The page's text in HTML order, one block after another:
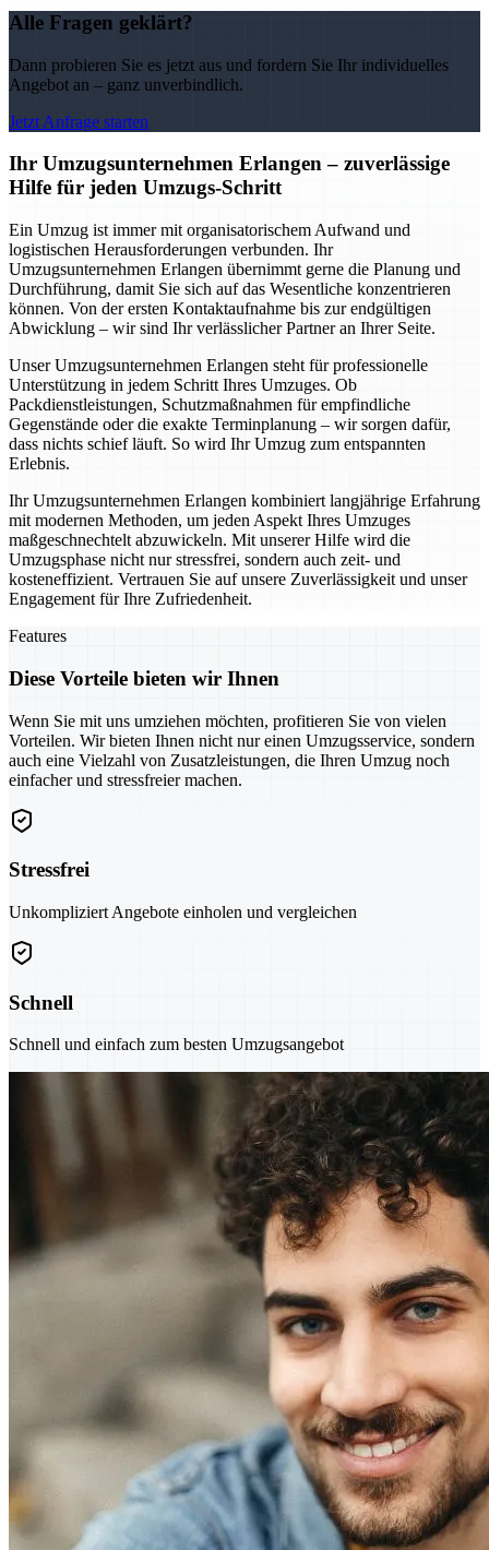
Alle Fragen geklärt?
Dann probieren Sie es jetzt aus und fordern Sie Ihr individuelles
Angebot an – ganz unverbindlich.
Jetzt Anfrage starten
Ihr Umzugsunternehmen Erlangen – zuverlässige
Hilfe für jeden Umzugs-Schritt
Ein Umzug ist immer mit organisatorischem Aufwand und
logistischen Herausforderungen verbunden. Ihr
Umzugsunternehmen Erlangen übernimmt gerne die Planung und
Durchführung, damit Sie sich auf das Wesentliche konzentrieren
können. Von der ersten Kontaktaufnahme bis zur endgültigen
Abwicklung – wir sind Ihr verlässlicher Partner an Ihrer Seite.
Unser Umzugsunternehmen Erlangen steht für professionelle
Unterstützung in jedem Schritt Ihres Umzuges. Ob
Packdienstleistungen, Schutzmaßnahmen für empfindliche
Gegenstände oder die exakte Terminplanung – wir sorgen dafür,
dass nichts schief läuft. So wird Ihr Umzug zum entspannten
Erlebnis.
Ihr Umzugsunternehmen Erlangen kombiniert langjährige Erfahrung
mit modernen Methoden, um jeden Aspekt Ihres Umzuges
maßgeschnechtelt abzuwickeln. Mit unserer Hilfe wird die
Umzugsphase nicht nur stressfrei, sondern auch zeit- und
kosteneffizient. Vertrauen Sie auf unsere Zuverlässigkeit und unser
Engagement für Ihre Zufriedenheit.
Features
Diese Vorteile bieten wir Ihnen
Wenn Sie mit uns umziehen möchten, profitieren Sie von vielen
Vorteilen. Wir bieten Ihnen nicht nur einen Umzugsservice, sondern
auch eine Vielzahl von Zusatzleistungen, die Ihren Umzug noch
einfacher und stressfreier machen.
Stressfrei
Unkompliziert Angebote einholen und vergleichen
Schnell
Schnell und einfach zum besten Umzugsangebot